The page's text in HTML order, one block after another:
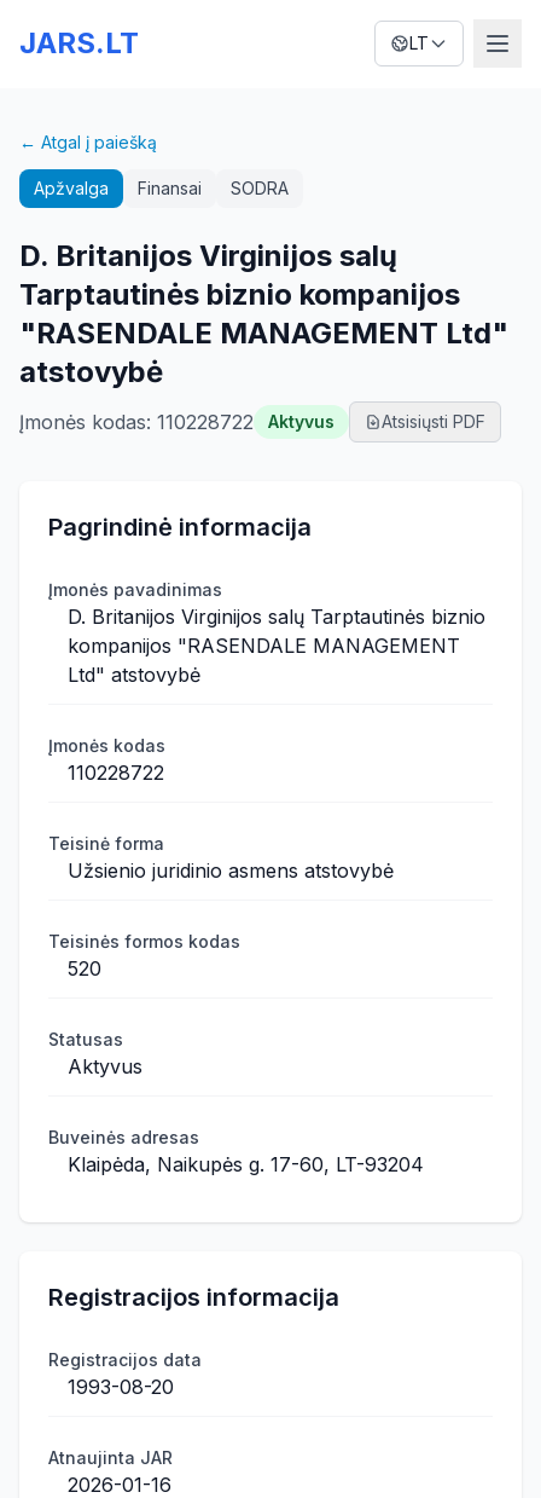
JARS.LT LT
← Atgal į paiešką
Apžvalga Finansai SODRA
D. Britanijos Virginijos salų
Tarptautinės biznio kompanijos
"RASENDALE MANAGEMENT Ltd"
atstovybė
Įmonės kodas: 110228722 Aktyvus Atsisiųsti PDF
Pagrindinė informacija
Įmonės pavadinimas
D. Britanijos Virginijos salų Tarptautinės biznio
kompanijos "RASENDALE MANAGEMENT
Ltd" atstovybė
Įmonės kodas
110228722
Teisinė forma
Užsienio juridinio asmens atstovybė
Teisinės formos kodas
520
Statusas
Aktyvus
Buveinės adresas
Klaipėda, Naikupės g. 17-60, LT-93204
Registracijos informacija
Registracijos data
1993-08-20
Atnaujinta JAR
2026-01-16